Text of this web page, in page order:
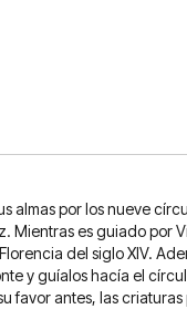
almas por los nueve
Mientras es guiado por
del siglo XIV.
y guíalos hacía el
favor antes, las